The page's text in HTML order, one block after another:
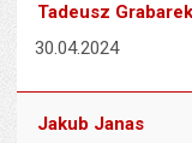
Tadeusz Grabarek
30.04.2024
Jakub Janas